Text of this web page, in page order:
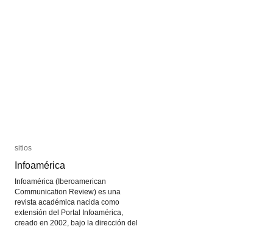
sitios
Infoamérica
Infoamérica (Iberoamerican
Communication Review) es una
revista académica nacida como
extensión del Portal Infoamérica,
creado en 2002, bajo la dirección del
sitios
Infoamérica